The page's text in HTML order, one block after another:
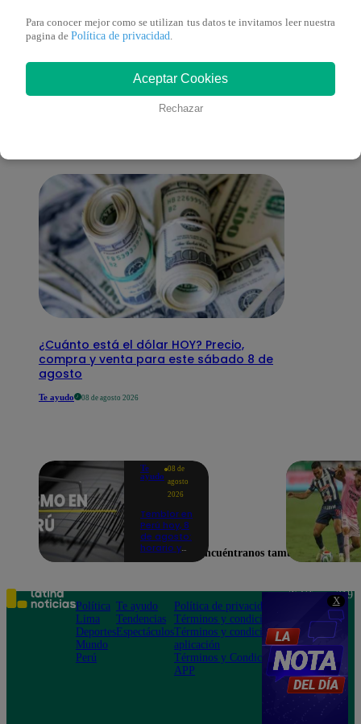
X
También te puede
interesar
¿Cuánto está el dólar HOY? Precio,
compra y venta para este sábado 8 de
agosto
Te ayudo 08 de agosto 2026
Te
ayudo
08 de
agosto
2026
Temblor en
Perú hoy, 8
de agosto:
horario y
según IGP
Para conocer mejor como se utilizan tus datos te invitamos leer nuestra
pagina de Política de privacidad
Aceptar Cookies
Rechazar
Encuéntranos también en
Política
Lima
Deportes
Mundo
Perú
Te ayudo
Tendencias
Espectáculos
Política de privacidad
Términos y condiciones
Términos y condiciones
aplicación
Términos y Condiciones
APP
Teléfono: 219
Av. San
Felipe 968
Jesús María